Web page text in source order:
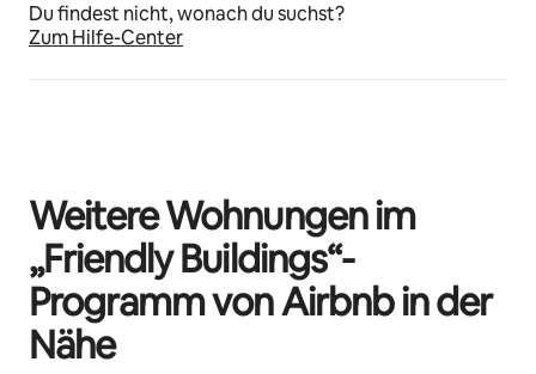
Du findest nicht, wonach du suchst?
Zum Hilfe-Center
Weitere Wohnungen im
„Friendly Buildings“-
Programm von Airbnb in der
Nähe